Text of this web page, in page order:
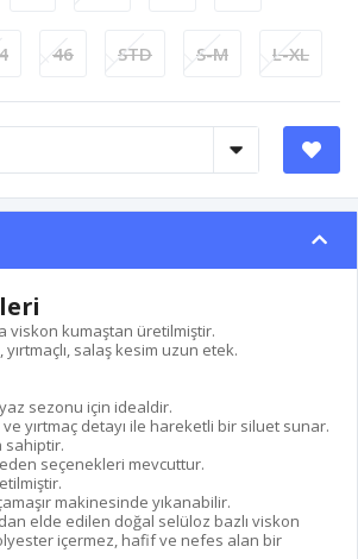
46 STD S-M L-XL
viskon kumaştan üretilmiştir.
salaş kesim uzun etek.
sezonu için idealdir.
yırtmaç detayı ile hareketli bir siluet sunar.
sahiptir.
seçenekleri mevcuttur.
makinesinde yıkanabilir.
elde edilen doğal selüloz bazlı viskon
içermez, hafif ve nefes alan bir